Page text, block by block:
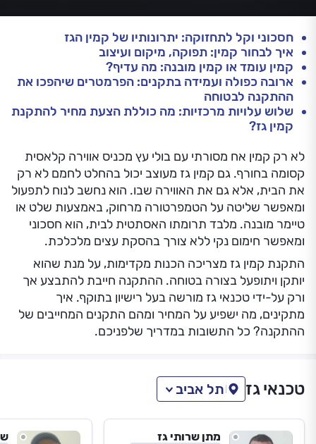
חסכוני וקל לתחזוקה: יתרונותיו של קמין הגז
איך לבחור קמין: תפוקה, מיקום ועיצוב
קמין עומד או קמין מובנה: מה עדיף?
ארובה כפולה ועמידה בתקנים: הפרמטרים שיהפכו את
ההתקנה לבטוחה
שלוש עלויות מרכזיות: מה כוללת הצעת מחיר להתקנת
קמין גז?
לא רק קמין אח מסורתי עם בולי עץ מכניס אווירה קלאסית
קסומה בחורף. גם קמין גז מעוצב יכול בהחלט לחמם לא רק
את הבית, אלא גם את האווירה שבו. הוא נחשב לנוח לתפעול
ומאפשר שליטה על הטמפרטורה מרחוק, באמצעות שלט או
טיימר מובנה. מלבד תרומתו האסתטית לבית, הוא חסכוני
ומאפשר חימום נקי ללא צורך בהסקת עצים מלכלכת.
התקנת קמין גז מצריכה הכנות מקדימות, על מנת שהוא
יותקן ויתופעל בצורה בטוחה. ההתקנה חייבת להתבצע אך
ורק על-ידי טכנאי גז מורשה בעל רישיון בתוקף. איך
מתקינים, מה ישפיע על המחיר ומהם התקנים המחייבים של
ההתקנה? כל התשובות במדריך שלפניכם.
טכנאי גז תל אביב
מתן שרותי גז